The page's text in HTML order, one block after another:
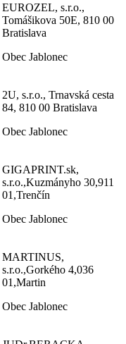
EUROZEL, s.r.o.,
Tomášikova 50E, 810 00
Bratislava
Obec Jablonec
2U, s.r.o., Trnavská cesta
84, 810 00 Bratislava
Obec Jablonec
GIGAPRINT.sk,
s.r.o.,Kuzmányho 30,911
01,Trenčín
Obec Jablonec
MARTINUS,
s.r.o.,Gorkého 4,036
01,Martin
Obec Jablonec